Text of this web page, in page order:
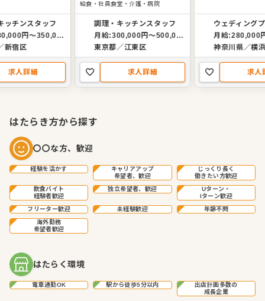
ッチンスタッフ
月給:280,000円〜350,000円
新宿区
求人詳細
給食・社員食堂・介護・病院
調理・キッチンスタッフ
月給:300,000円〜500,000円
東京都／江東区
求人詳細
ウェディング
神奈川県／横
求人
はたらき方から探す
〇〇な方、歓迎
経験を活かす
キャリアアップ
希望者、歓迎
じっくり長く
働きたい方歓迎
飲食バイト
経験者歓迎
独立希望者、歓迎
Uターン・
Iターン歓迎
フリーター歓迎
未経験歓迎
年齢不問
海外勤務
希望者歓迎
はたらく環境
電車通勤OK 駅から徒歩5分以内
出店計画多数の
成長企業